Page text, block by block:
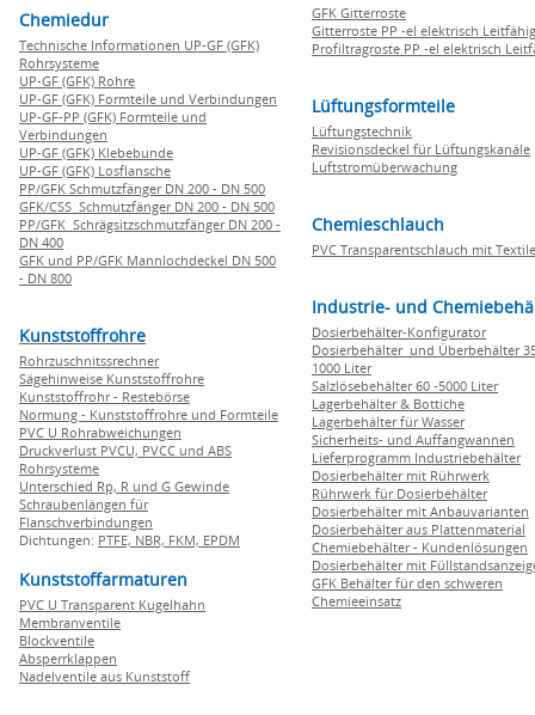
Chemiedur
Technische Informationen UP-GF (GFK)
Rohrsysteme
UP-GF (GFK) Rohre
UP-GF (GFK) Formteile und Verbindungen
UP-GF-PP (GFK) Formteile und
Verbindungen
UP-GF (GFK) Klebebunde
UP-GF (GFK) Losflansche
PP/GFK Schmutzfänger DN 200 - DN 500
GFK/CSS Schmutzfänger DN 200 - DN 500
PP/GFK Schrägsitzschmutzfänger DN 200 -
DN 400
GFK und PP/GFK Mannlochdeckel DN 500
- DN 800
Kunststoffrohre
Rohrzuschnitssrechner
Sägehinweise Kunststoffrohre
Kunststoffrohr - Restebörse
Normung - Kunststoffrohre und Formteile
PVC U Rohrabweichungen
Druckverlust PVCU, PVCC und ABS
Rohrsysteme
Unterschied Rp, R und G Gewinde
Schraubenlängen für
Flanschverbindungen
Dichtungen: PTFE, NBR, FKM, EPDM
Kunststoffarmaturen
PVC U Transparent Kugelhahn
Membranventile
Blockventile
Absperrklappen
Nadelventile aus Kunststoff
GFK Gitterroste
Gitterroste PP -el elektrisch Leitfähig
Profiltragroste PP -el elektrisch
Lüftungsformteile
Lüftungstechnik
Revisionsdeckel für Lüftungskanäle
Luftstromüberwachung
Chemieschlauch
PVC Transparentschlauch mit
Industrie- und
Dosierbehälter-Konfigurator
Dosierbehälter und Überbehälter
1000 Liter
Salzlösebehälter 60 -5000 Liter
Lagerbehälter & Bottiche
Lagerbehälter für Wasser
Sicherheits- und Auffangwannen
Lieferprogramm Industriebehälter
Dosierbehälter mit Rührwerk
Rührwerk für Dosierbehälter
Dosierbehälter mit Anbauvarianten
Dosierbehälter aus Plattenmaterial
Chemiebehälter - Kundenlösungen
Dosierbehälter mit
GFK Behälter für den schweren
Chemieeinsatz